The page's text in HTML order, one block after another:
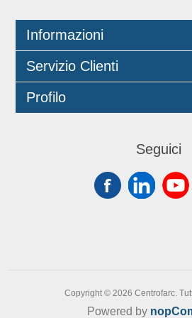
Informazioni
Servizio Clienti
Profilo
Seguici
Copyright © 2026 Centrofarc.
Powered by